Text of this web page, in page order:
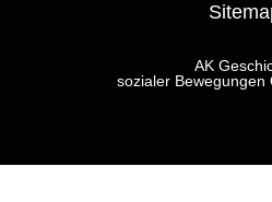
AK
sozialer Bewegungen